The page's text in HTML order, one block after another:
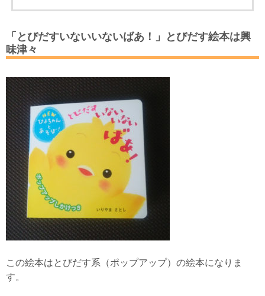
「とびだすいないいないばあ！」とびだす絵本は興
味津々
この絵本はとびだす系（ポップアップ）の絵本になりま
す。